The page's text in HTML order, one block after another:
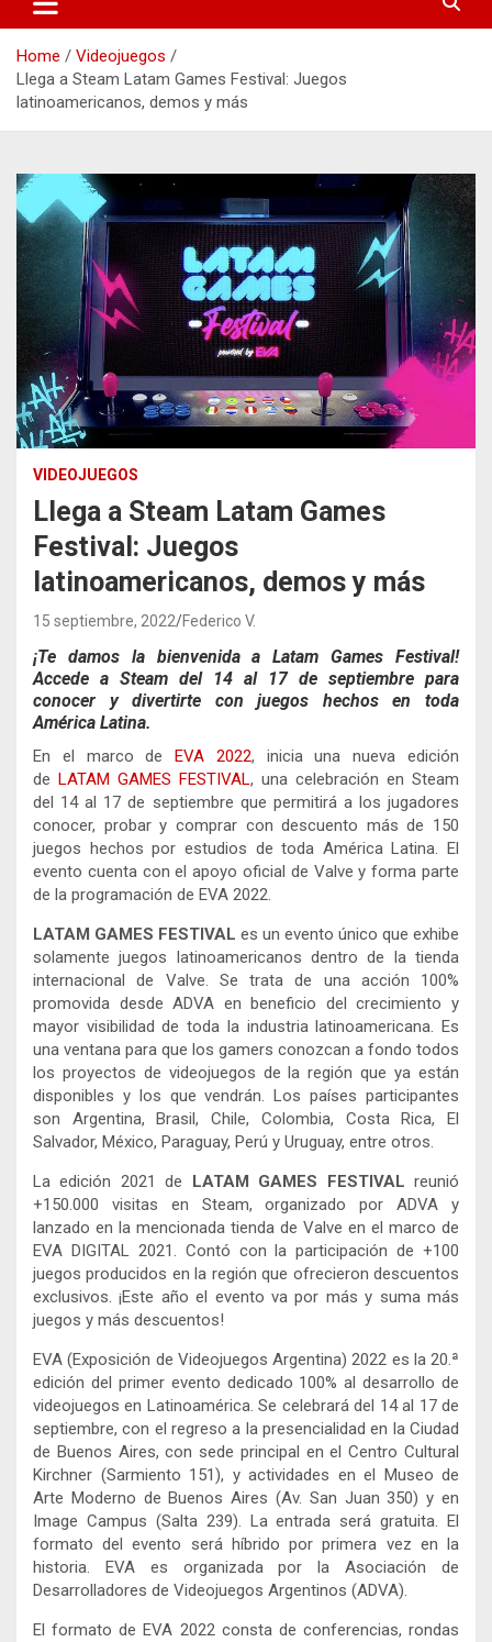
Home
Videojuegos
Llega a Steam Latam Games Festival: Juegos
latinoamericanos, demos y más
VIDEOJUEGOS
Llega a Steam Latam Games
Festival: Juegos
latinoamericanos, demos y más
15 septiembre, 2022 Federico V.
¡Te damos la bienvenida a Latam Games Festival!
Accede a Steam del 14 al 17 de septiembre para
conocer y divertirte con juegos hechos en toda
América Latina.
En el marco de EVA 2022, inicia una nueva edición
de LATAM GAMES FESTIVAL, una celebración en Steam
del 14 al 17 de septiembre que permitirá a los jugadores
conocer, probar y comprar con descuento más de 150
juegos hechos por estudios de toda América Latina. El
evento cuenta con el apoyo oficial de Valve y forma parte
de la programación de EVA 2022.
LATAM GAMES FESTIVAL es un evento único que exhibe
solamente juegos latinoamericanos dentro de la tienda
internacional de Valve. Se trata de una acción 100%
promovida desde ADVA en beneficio del crecimiento y
mayor visibilidad de toda la industria latinoamericana. Es
una ventana para que los gamers conozcan a fondo todos
los proyectos de videojuegos de la región que ya están
disponibles y los que vendrán. Los países participantes
son Argentina, Brasil, Chile, Colombia, Costa Rica, El
Salvador, México, Paraguay, Perú y Uruguay, entre otros.
La edición 2021 de
LATAM GAMES FESTIVAL reunió
+150.000 visitas en Steam, organizado por ADVA y
lanzado en la mencionada tienda de Valve en el marco de
EVA DIGITAL 2021. Contó con la participación de +100
juegos producidos en la región que ofrecieron descuentos
exclusivos. ¡Este año el evento va por más y suma más
juegos y más descuentos!
EVA (Exposición de Videojuegos Argentina) 2022 es la 20.ª
edición del primer evento dedicado 100% al desarrollo de
videojuegos en Latinoamérica. Se celebrará del 14 al 17 de
septiembre, con el regreso a la presencialidad en la Ciudad
de Buenos Aires, con sede principal en el Centro Cultural
Kirchner (Sarmiento 151), y actividades en el Museo de
Arte Moderno de Buenos Aires (Av. San Juan 350) y en
Image Campus (Salta 239). La entrada será gratuita. El
formato del evento será híbrido por primera vez en la
historia. EVA es organizada por la Asociación de
Desarrolladores de Videojuegos Argentinos (ADVA).
El formato de EVA 2022 consta de conferencias, rondas